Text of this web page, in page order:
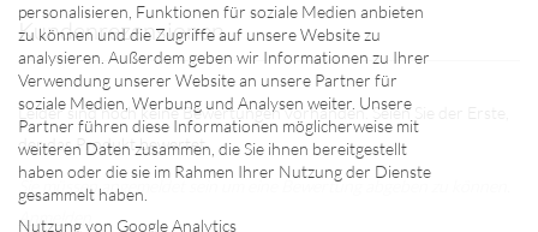
personalisieren, Funktionen für soziale Medien anbieten
zu können und die Zugriffe auf unsere Website zu
analysieren. Außerdem geben wir Informationen zu Ihrer
Verwendung unserer Website an unsere Partner für
soziale Medien, Werbung und Analysen weiter. Unsere
Partner führen diese Informationen möglicherweise mit
weiteren Daten zusammen, die Sie ihnen bereitgestellt
haben oder die sie im Rahmen Ihrer Nutzung der Dienste
gesammelt haben.
Nutzung von Google Analytics
Kundenrezensionen
Leider sind noch keine Bewertungen vorhanden. Seien Sie der Erste,
der das Produkt bewertet.
Sie müssen angemeldet sein um eine Bewertung abgeben zu können.
Anmelden